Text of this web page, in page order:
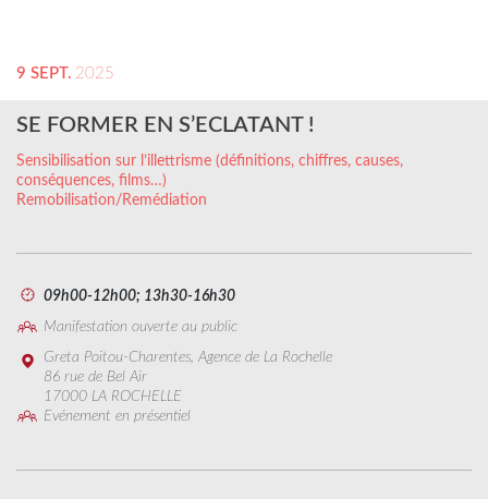
9 SEPT. 2025
SE FORMER EN S’ECLATANT !
Sensibilisation sur l’illettrisme (définitions, chiffres, causes,
conséquences, films…)
Remobilisation/Remédiation
09h00-12h00; 13h30-16h30
Manifestation ouverte au public
Greta Poitou-Charentes, Agence de La Rochelle
86 rue de Bel Air
17000 LA ROCHELLE
Evénement en présentiel